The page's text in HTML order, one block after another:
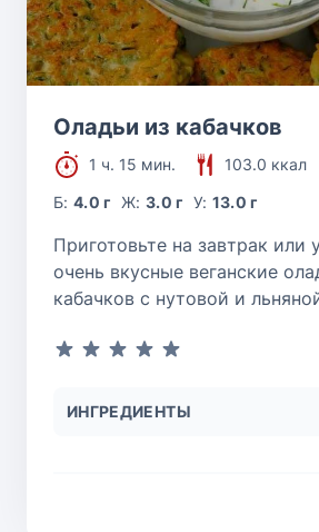
Оладьи из кабачков
1 ч. 15 мин.
103.0 ккал
Б:4.0 г Ж: 3.0 г У: 13.0 г
Приготовьте на завтрак или
очень вкусные веганские
кабачков с нутовой и
ИНГРЕДИЕНТЫ